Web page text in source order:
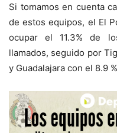
Si tomamos en cuenta
de estos equipos, el El
ocupar el 11.3% de
llamados, seguido por
y Guadalajara con el 8.9